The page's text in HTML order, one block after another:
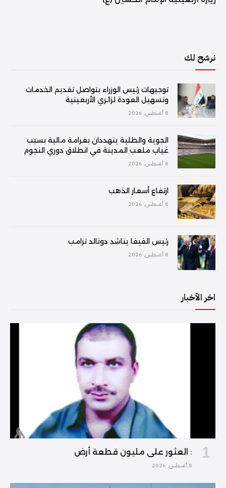
نرشح لك
توجيهات رئيس الوزراء بتواصل تقديم الخدمات
وتسهيل العودة لزائري الأربعينية
8 أغسطس, 2026
الجوية والطلبة يتهددان بغرامة مالية بسبب
غياب ملعب المدينة في انطلاق دوري النجوم
8 أغسطس, 2026
ارتفاع أسعار الذهب
8 أغسطس, 2026
رئيس الفيفا يناشد دونالد ترامب
8 أغسطس, 2026
اخر الأخبار
: العثور على مليون قطعة أرض
8 أغسطس, 2026